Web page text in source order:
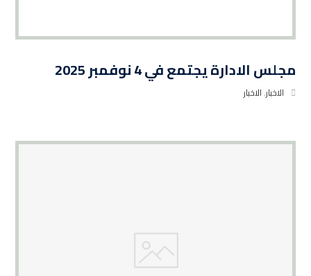
مجلس الادارة يجتمع في 4 نوفمبر 2025
الاخبار,الاخبار